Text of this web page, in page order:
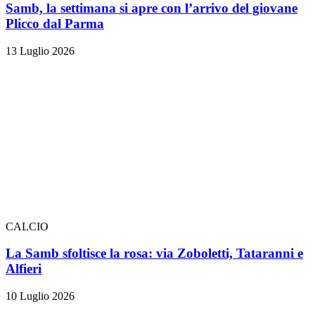
Samb, la settimana si apre con l’arrivo del giovane
Plicco dal Parma
13 Luglio 2026
CALCIO
La Samb sfoltisce la rosa: via Zoboletti, Tataranni e
Alfieri
10 Luglio 2026